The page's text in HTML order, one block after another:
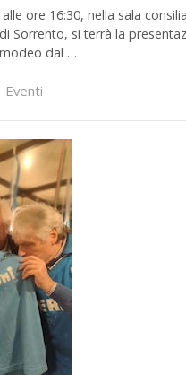
ore 16:30, nella sala
Sorrento, si terrà la
dal …
Eventi